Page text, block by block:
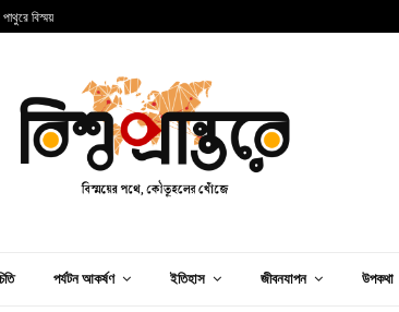
বিস্ময়
পর্যটন আকর্ষণ ইতিহাস জীবনযাপন উপকথা